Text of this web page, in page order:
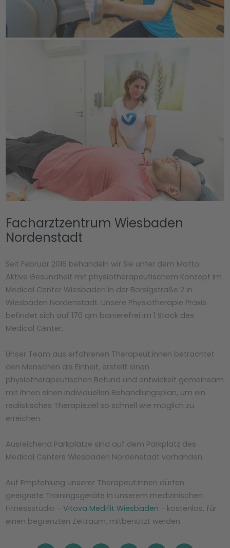
Facharztzentrum Wiesbaden
Nordenstadt
Seit Februar 2016 behandeln wir Sie unter dem Motto:
Aktive Gesundheit mit physiotherapeutischem Konzept im
Medical Center Wiesbaden in der Borsigstraße 2 in
Wiesbaden Nordenstadt. Unsere Physiotherapie Praxis
befindet sich auf 170 qm barrierefrei im 1 Stock des
Medical Center.
Unser Team aus erfahrenen Therapeut:innen betrachtet
den Menschen als Einheit, erstellt einen
physiotherapeutischen Befund und entwickelt gemeinsam
mit Ihnen einen individuellen Behandlungsplan, um ein
realistisches Therapieziel so schnell wie möglich zu
erreichen.
Ausreichend Parkplätze sind auf dem Parkplatz des
Medical Centers Wiesbaden Nordenstadt vorhanden.
Auf Empfehlung unserer Therapeut:innen dürfen
geeignete Trainingsgeräte in unserem medizinischen
Fitnessstudio -Vitova Medifit Wiesbaden - kostenlos, für
einen begrenzten Zeitraum, mitbenutzt werden.